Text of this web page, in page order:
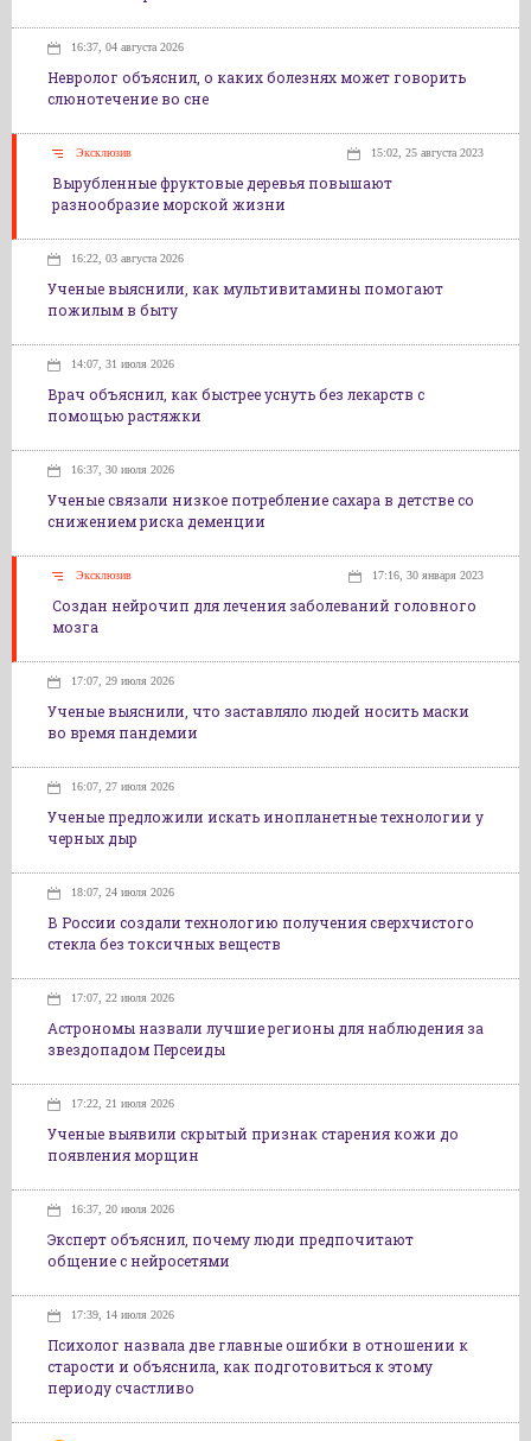
16:37, 04 августа 2026
Невролог объяснил, о каких болезнях может говорить
слюнотечение во сне
Эксклюзив 15:02, 25 августа 2023
Вырубленные фруктовые деревья повышают
разнообразие морской жизни
16:22, 03 августа 2026
Ученые выяснили, как мультивитамины помогают
пожилым в быту
14:07, 31 июля 2026
Врач объяснил, как быстрее уснуть без лекарств с
помощью растяжки
16:37, 30 июля 2026
Ученые связали низкое потребление сахара в детстве со
снижением риска деменции
Эксклюзив 17:16, 30 января 2023
Создан нейрочип для лечения заболеваний головного
мозга
17:07, 29 июля 2026
Ученые выяснили, что заставляло людей носить маски
во время пандемии
16:07, 27 июля 2026
Ученые предложили искать инопланетные технологии у
черных дыр
18:07, 24 июля 2026
В России создали технологию получения сверхчистого
стекла без токсичных веществ
17:07, 22 июля 2026
Астрономы назвали лучшие регионы для наблюдения за
звездопадом Персеиды
17:22, 21 июля 2026
Ученые выявили скрытый признак старения кожи до
появления морщин
16:37, 20 июля 2026
Эксперт объяснил, почему люди предпочитают
общение с нейросетями
17:39, 14 июля 2026
Психолог назвала две главные ошибки в отношении к
старости и объяснила, как подготовиться к этому
периоду счастливо